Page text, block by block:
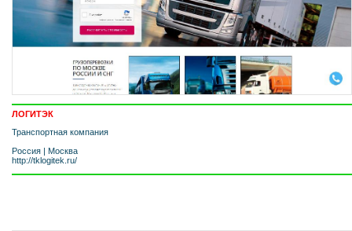
ЛОГИТЭК
Транспортная компания
Россия | Москва
http://tklogitek.ru/